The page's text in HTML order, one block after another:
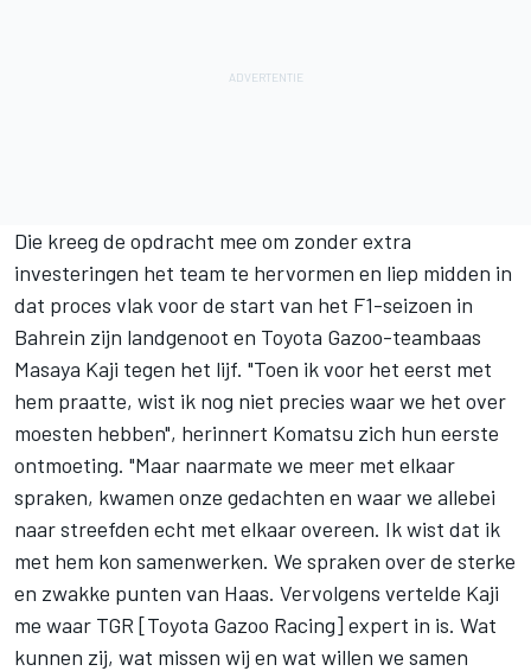
Die kreeg de opdracht mee om zonder extra
investeringen het team te hervormen en liep midden in
dat proces vlak voor de start van het F1-seizoen in
Bahrein zijn landgenoot en Toyota Gazoo-teambaas
Masaya Kaji tegen het lijf. "Toen ik voor het eerst met
hem praatte, wist ik nog niet precies waar we het over
moesten hebben", herinnert Komatsu zich hun eerste
ontmoeting. "Maar naarmate we meer met elkaar
spraken, kwamen onze gedachten en waar we allebei
naar streefden echt met elkaar overeen. Ik wist dat ik
met hem kon samenwerken. We spraken over de sterke
en zwakke punten van Haas. Vervolgens vertelde Kaji
me waar TGR [Toyota Gazoo Racing] expert in is. Wat
kunnen zij, wat missen wij en wat willen we samen